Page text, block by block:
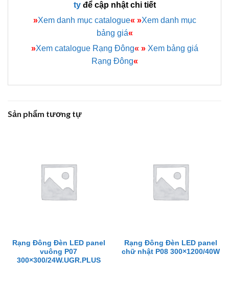
tyđể cập nhật chi tiết
»Xem danh mục catalogue« »Xem danh mục
bảng giá«
»Xem catalogue Rạng Đông« »Xem bảng giá
Rạng Đông«
Sản phẩm tương tự
Rạng Đông Đèn LED panel
vuông P07
300×300/24W.UGR.PLUS
Rạng Đông Đèn LED panel
chữ nhật P08 300×1200/40W